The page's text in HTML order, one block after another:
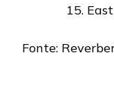
Fonte: